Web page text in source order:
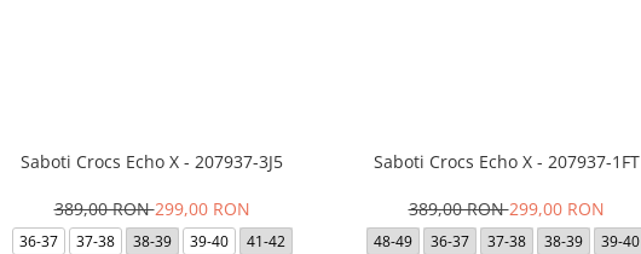
Saboti Crocs Echo X - 207937-3J5
389,00 RON299,00 RON
36-37 37-38 38-39 39-40
41-42
Saboti Crocs Echo X - 207937-1FT
389,00 RON299,00 RON
48-49 36-37 37-38 38-39
39-40